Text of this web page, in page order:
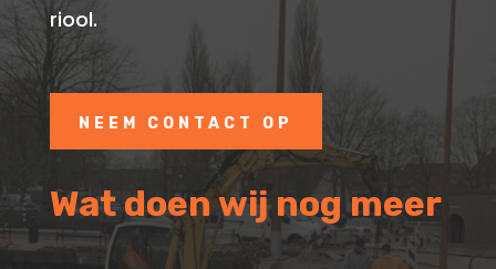
riool.
NEEM CONTACT OP
Wat doen wij nog meer